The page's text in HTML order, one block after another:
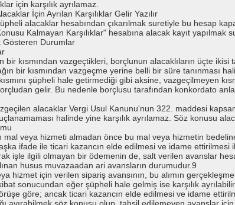
için karşılık ayrılamaz.
İçin Ayrılan Karşılıklar Gelir Yazılır
alacaklar hesabından çıkarılmak suretiyle bu hesap
Kalmayan Karşılıklar" hesabına alacak kayıt yapılmak
Gösteren Durumlar
bir kısmından vazgeçtikleri, borçlunun alacaklıların üçte
bir kısmından vazgeçme yerine belli bir süre tanınması
şüpheli hale getirmediği gibi aksine, vazgeçilmeyen
gelir. Bu nedenle borçlusu tarafından konkordato
alacaklar Vergi Usul Kanunu'nun 322. maddesi
halinde yine karşılık ayrılamaz. Söz konusu
veya hizmeti almadan önce bu mal veya hizmetin
ifade ile ticari kazancın elde edilmesi ve idame ettirilmesi
işle ilgili olmayan bir ödemenin de, salt verilen avanslar
husus muvazaadan ari avansların durumudur.9
hizmet için verilen sipariş avansının, bu alımın
sonucundan eğer şüpheli hale gelmiş ise karşılık
göre; ancak ticari kazancın elde edilmesi ve idame